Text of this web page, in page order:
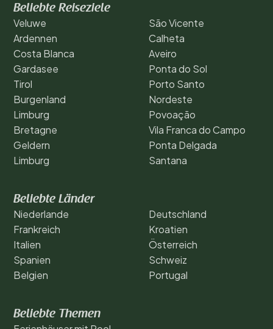
Beliebte Reiseziele
Veluwe
Ardennen
Costa Blanca
Gardasee
Tirol
Burgenland
Limburg
Bretagne
Geldern
Limburg
São Vicente
Calheta
Aveiro
Ponta do Sol
Porto Santo
Nordeste
Povoação
Vila Franca do Campo
Ponta Delgada
Santana
Beliebte Länder
Niederlande
Frankreich
Italien
Spanien
Belgien
Deutschland
Kroatien
Österreich
Schweiz
Portugal
Beliebte Themen